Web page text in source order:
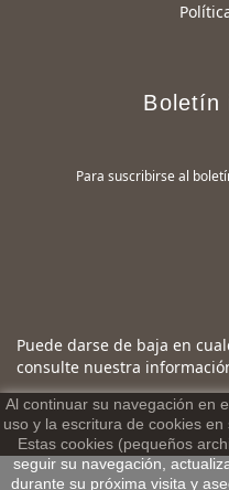
Al continuar su navegación en
uso y la escritura de cookies en
Estas cookies (pequeños
seguir su navegación,
durante su próxima visita y
Boletín
Para suscribirse al
Puede darse de baja en
consulte nuestra